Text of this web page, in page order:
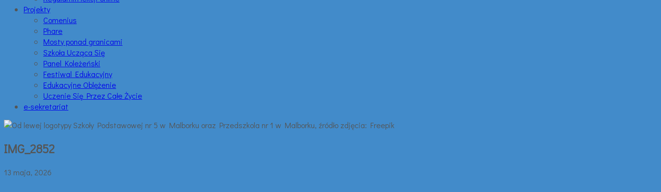
Projekty
Comenius
Phare
Mosty ponad granicami
Szkoła Ucząca Się
Panel Koleżeński
Festiwal Edukacyjny
Edukacyjne Oblężenie
Uczenie Się Przez Całe Życie
e-sekretariat
IMG_2852
13 maja, 2026